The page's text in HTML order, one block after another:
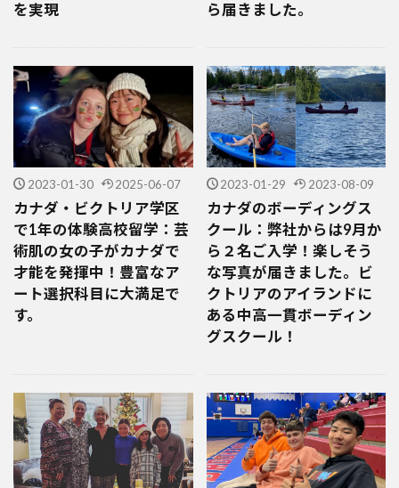
を実現
ら届きました。
2023-01-30 2025-06-07
カナダ・ビクトリア学区
で1年の体験高校留学：芸
術肌の女の子がカナダで
才能を発揮中！豊富なア
ート選択科目に大満足で
す。
2023-01-29 2023-08-09
カナダのボーディングス
クール：弊社からは9月か
ら２名ご入学！楽しそう
な写真が届きました。ビ
クトリアのアイランドに
ある中高一貫ボーディン
グスクール！